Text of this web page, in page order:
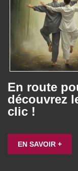
En route
découvrez
clic !
EN SAVOIR +